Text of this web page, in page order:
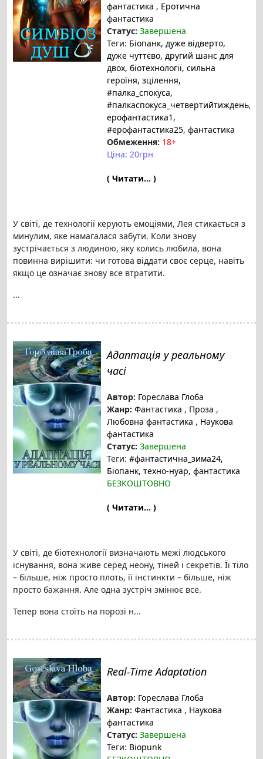
фантастика , Еротична
фантастика
Статус: Завершена
Теги: Біопанк, дуже відверто,
дуже чуттєво, другий шанс для
двох, біотехнології, сильна
героїня, зцілення,
#палка_спокуса,
#палкаспокуса_четвертийтиждень,
ерофантастика1 ,
#ерофантастика25, фантастика
Обмеження: 18+
Ціна: 20грн
( Читати... )
У світі, де технології керують емоціями, Лея стикається з
минулим, яке намагалася забути. Коли знову
зустрічається з людиною, яку колись любила, вона
повинна вирішити: чи готова віддати своє серце, навіть
якщо це означає знову все втратити.
...
Адаптація у реальному
часі
Автор: Гореслава Глоба
Жанр: Фантастика , Проза ,
Любовна фантастика , Наукова
фантастика
Статус: Завершена
Теги: #фантастична_зима24,
Біопанк, техно-нуар, фантастика
БЕЗКОШТОВНО
( Читати... )
У світі, де біотехнології визначають межі людського
існування, вона живе серед неону, тіней і секретів. Її тіло
– більше, ніж просто плоть, її інстинкти – більше, ніж
просто бажання. Але одна зустріч змінює все.
Тепер вона стоїть на порозі н...
Real-Time Adaptation
Автор: Гореслава Глоба
Жанр: Фантастика , Наукова
фантастика
Статус: Завершена
Теги: Biopunk